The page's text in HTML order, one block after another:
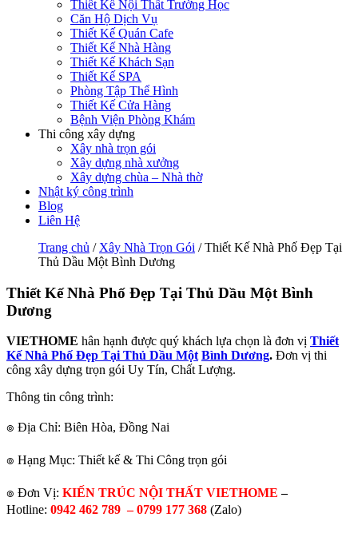
Thiết Kế Nội Thất Trường Học
Căn Hộ Dịch Vụ
Thiết Kế Quán Cafe
Thiết Kế Nhà Hàng
Thiết Kế Khách Sạn
Thiết Kế SPA
Phòng Tập Thể Hình
Thiết Kế Cửa Hàng
Bệnh Viện Phòng Khám
Thi công xây dựng
Xây nhà trọn gói
Xây dựng nhà xưởng
Xây dựng chùa – Nhà thờ
Nhật ký công trình
Blog
Liên Hệ
Trang chủ / Xây Nhà Trọn Gói / Thiết Kế Nhà Phố Đẹp Tại
Thủ Dầu Một Bình Dương
Thiết Kế Nhà Phố Đẹp Tại Thủ Dầu Một Bình
Dương
VIETHOME hân hạnh được quý khách lựa chọn là đơn vị Thiết
Kế Nhà Phố Đẹp Tại Thủ Dầu Một Bình Dương. Đơn vị thi
công xây dựng trọn gói Uy Tín, Chất Lượng.
Thông tin công trình:
๏ Địa Chỉ: Biên Hòa, Đồng Nai
๏ Hạng Mục: Thiết kế & Thi Công trọn gói
๏ Đơn Vị: KIẾN TRÚC NỘI THẤT VIETHOME –
Hotline: 0942 462 789 –0799 177 368 (Zalo)